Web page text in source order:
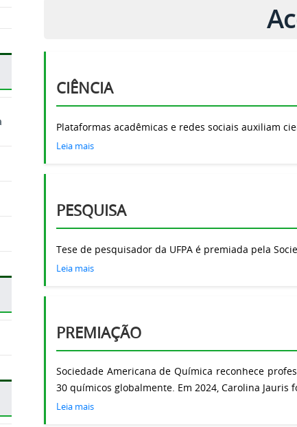
CIÊNCIA
Plataformas acadêmicas e redes sociais auxiliam
Leia mais
PESQUISA
Tese de pesquisador da UFPA é premiada pela
Leia mais
PREMIAÇÃO
Sociedade Americana de Química reconhece
30 químicos globalmente. Em 2024, Carolina
Leia mais